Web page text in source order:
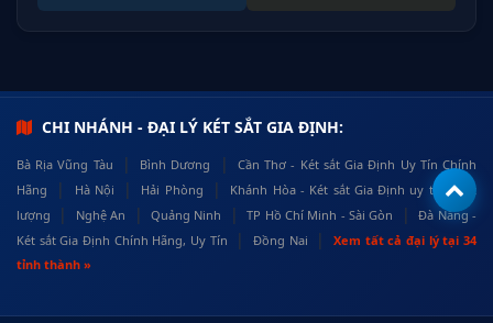
CHI NHÁNH - ĐẠI LÝ KÉT SẮT GIA ĐỊNH:
Bà Rịa Vũng Tàu | Bình Dương |
Cần Thơ - Két sắt Gia Định Uy Tín Chính
Hãng
| Hà Nội | Hải Phòng |
Khánh Hòa - Két sắt Gia Định uy tín, chất
lượng
| Nghệ An | Quảng Ninh | TP Hồ Chí Minh - Sài Gòn |
Đà Nẵng -
Két sắt Gia Định Chính Hãng, Uy Tín
| Đồng Nai |
Xem tất cả đại lý tại 34
tỉnh thành »